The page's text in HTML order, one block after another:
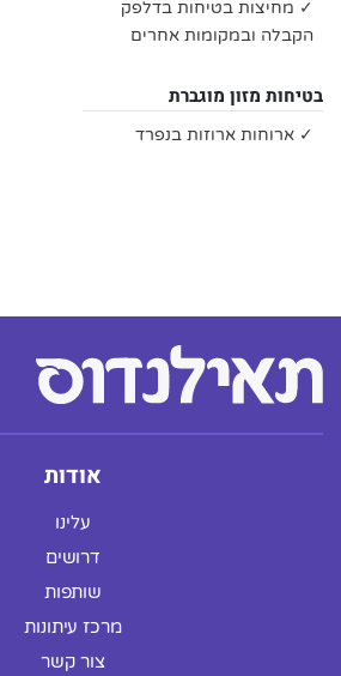
✓ מחיצות בטיחות בדלפק
הקבלה ובמקומות אחרים
בטיחות מזון מוגברת
✓ ארוחות ארוזות בנפרד
אודות
עלינו
דרושים
שותפות
מרכז עיתונות
צור קשר